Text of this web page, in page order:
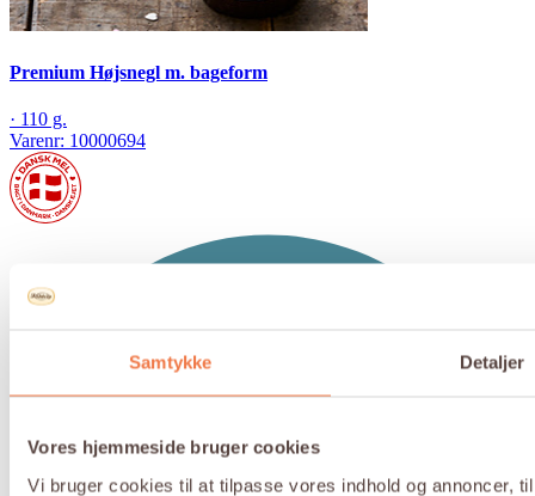
Samtykke Detaljer
Vores hjemmeside bruger cookies
Vi bruger cookies til at tilpasse vores indhold og annoncer,
Premium Højsnegl m. bageform
· 110 g.
Varenr: 10000694